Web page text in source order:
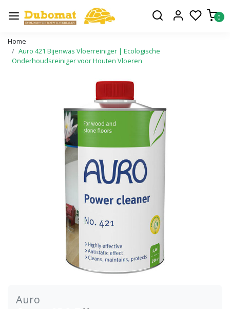
0
Home
Auro 421 Bijenwas Vloerreiniger | Ecologische
Onderhoudsreiniger voor Houten Vloeren
Auro